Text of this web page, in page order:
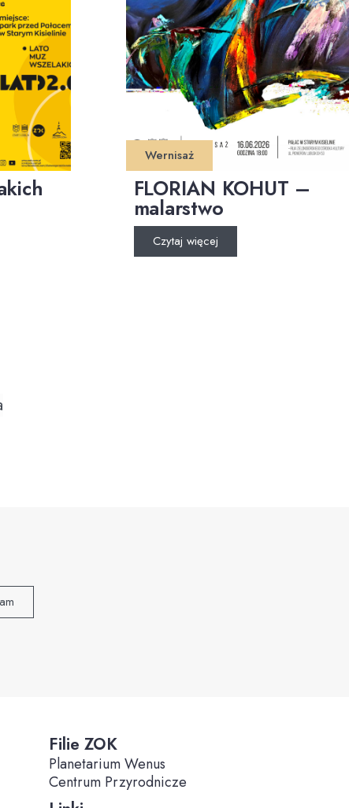
Wernisaż
FLORIAN KOHUT –
malarstwo
Czytaj więcej
Filie ZOK
Planetarium Wenus
Centrum Przyrodnicze